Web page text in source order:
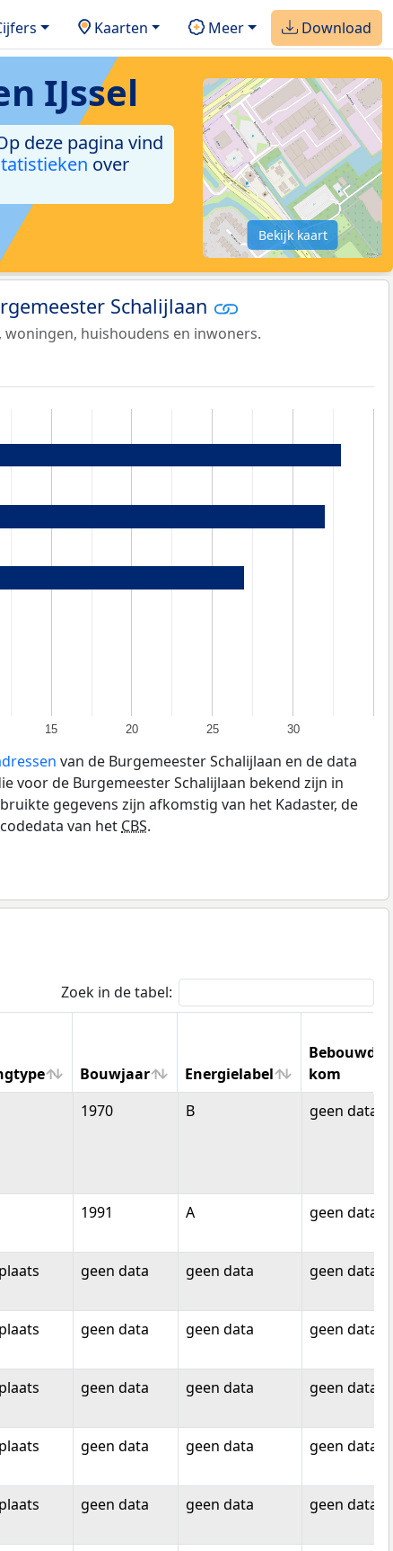
Kaarten Meer Download
IJssel
deze pagina vind
over
Bekijk kaart
Schalijlaan
woningen, huishoudens en inwoners.
15 20 25 30
van de Burgemeester Schalijlaan en de data
voor de Burgemeester Schalijlaan bekend zijn in
gegevens zijn afkomstig van het Kadaster, de
van het CBS.
Zoek in de tabel:
Bouwjaar Energielabel
Bebouwde
kom
Bouwjaar Energielabel
Bebouwde
kom
1970 B geen data
1991 A geen data
geen data geen data geen data
geen data geen data geen data
geen data geen data geen data
geen data geen data geen data
geen data geen data geen data